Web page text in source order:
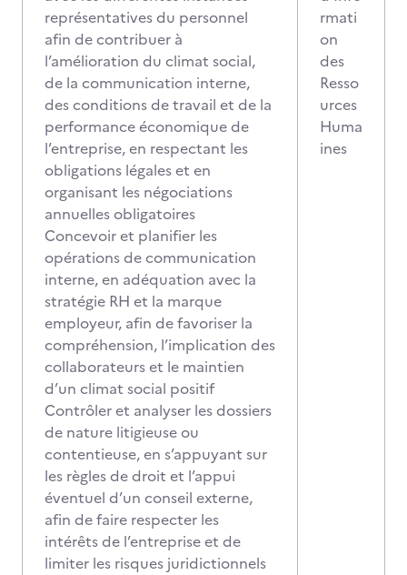
représentatives du personnel
afin de contribuer à
l’amélioration du climat social,
de la communication interne,
des conditions de travail et de la
performance économique de
l’entreprise, en respectant les
obligations légales et en
organisant les négociations
annuelles obligatoires
Concevoir et planifier les
opérations de communication
interne, en adéquation avec la
stratégie RH et la marque
employeur, afin de favoriser la
compréhension, l’implication des
collaborateurs et le maintien
d’un climat social positif
Contrôler et analyser les dossiers
de nature litigieuse ou
contentieuse, en s’appuyant sur
les règles de droit et l’appui
éventuel d’un conseil externe,
afin de faire respecter les
intérêts de l’entreprise et de
limiter les risques juridictionnels
rmati
on
des
Resso
urces
Huma
ines